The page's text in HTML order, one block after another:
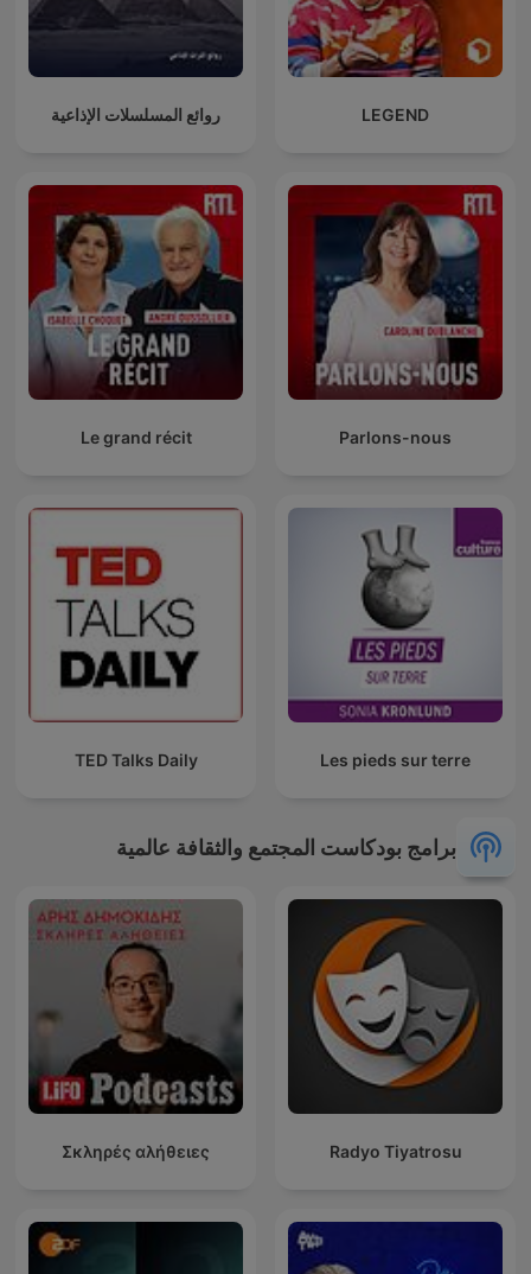
LEGEND روائع المسلسلات الإذاعية
Parlons-nous
Le grand récit
Les pieds sur terre
TED Talks Daily
برامج بودكاست المجتمع والثقافة عالمية
Radyo Tiyatrosu
Σκληρές αλήθειες